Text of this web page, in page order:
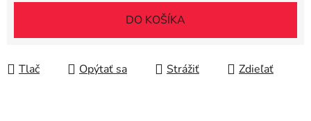
DO KOŠÍKA
Tlač Opýtať sa Strážiť Zdieľať